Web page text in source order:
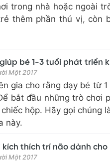
trong nhà hoặc ngoài
thêm phần thú vị, còn
bé 1-3 tuổi phát triển
Một 2017
gia cho rằng dạy bé từ
bắt đầu những trò chơi
hộp. Hãy gọi chúng
này.
kích thích trí não dành cho
Một 2017